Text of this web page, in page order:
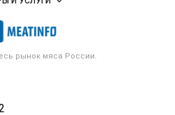
рынок мяса России.
рекламы
оферта
информация
персональных данных
рынка
мясопродукты
в живом весе
деликатесы